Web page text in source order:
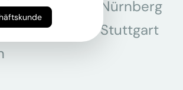
Nürnberg
Stuttgart